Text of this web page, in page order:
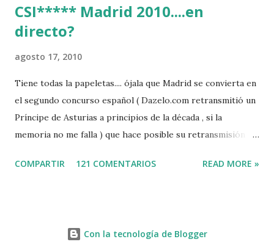
CSI***** Madrid 2010....en
directo?
agosto 17, 2010
Tiene todas la papeletas.... ójala que Madrid se convierta en
el segundo concurso español ( Dazelo.com retransmitió un
Príncipe de Asturias a principios de la década , si la
memoria no me falla ) que hace posible su retransmisión via
mundo mundial...
COMPARTIR 121 COMENTARIOS READ MORE »
Con la tecnología de Blogger